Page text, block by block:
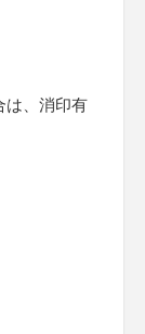
は、消印有